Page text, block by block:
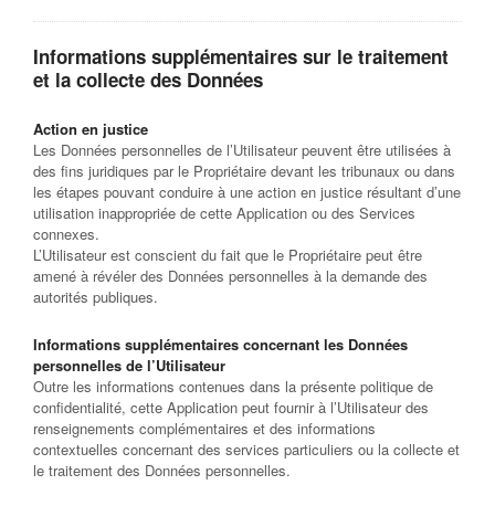
Informations supplémentaires sur le traitement
et la collecte des Données
Action en justice
Les Données personnelles de l’Utilisateur peuvent être utilisées à
des fins juridiques par le Propriétaire devant les tribunaux ou dans
les étapes pouvant conduire à une action en justice résultant d’une
utilisation inappropriée de cette Application ou des Services
connexes.
L’Utilisateur est conscient du fait que le Propriétaire peut être
amené à révéler des Données personnelles à la demande des
autorités publiques.
Informations supplémentaires concernant les Données
personnelles de l’Utilisateur
Outre les informations contenues dans la présente politique de
confidentialité, cette Application peut fournir à l’Utilisateur des
renseignements complémentaires et des informations
contextuelles concernant des services particuliers ou la collecte et
le traitement des Données personnelles.